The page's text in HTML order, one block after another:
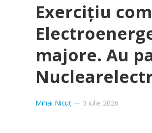
Exerciţiu
majore. Au
Mihai Nicuț — 3 iulie 2026